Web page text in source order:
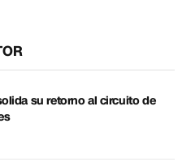
su retorno al circuito de